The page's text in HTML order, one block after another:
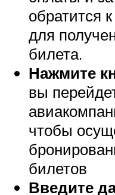
обратится
для
билета.
Нажмите
вы
чтобы
билетов
Введите